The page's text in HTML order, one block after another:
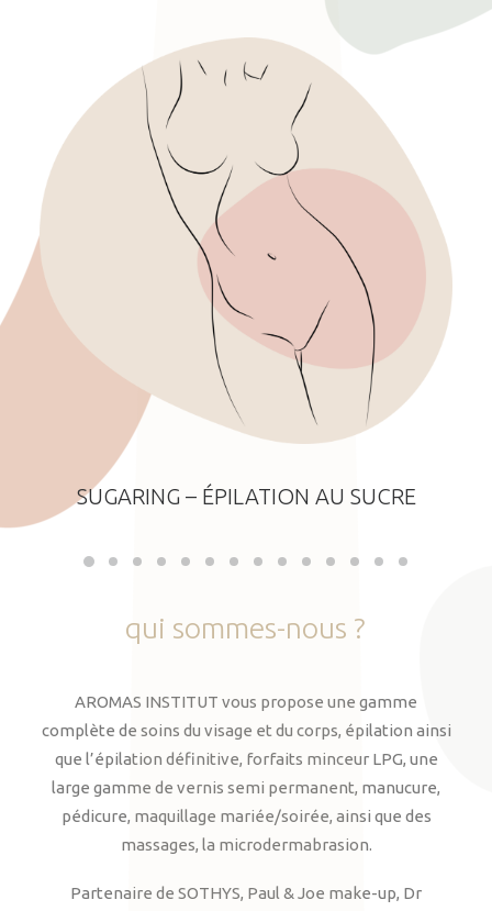
SUGARING – ÉPILATION AU SUCRE
qui sommes-nous ?
AROMAS INSTITUT vous propose une gamme
complète de soins du visage et du corps, épilation ainsi
que l’épilation définitive, forfaits minceur LPG, une
large gamme de vernis semi permanent, manucure,
pédicure, maquillage mariée/soirée, ainsi que des
massages, la microdermabrasion.
Partenaire de SOTHYS, Paul & Joe make-up, Dr